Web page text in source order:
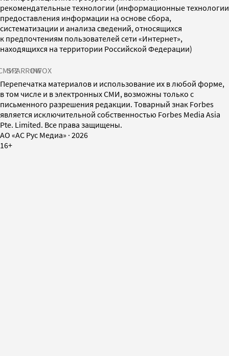
рекомендательные технологии (информационные технологии
предоставления информации на основе сбора,
систематизации и анализа сведений, относящихся
к предпочтениям пользователей сети «Интернет»,
находящихся на территории Российской Федерации)
SPARROWINFOX
Перепечатка материалов и использование их в любой форме,
в том числе и в электронных СМИ, возможны только с
письменного разрешения редакции. Товарный знак Forbes
является исключительной собственностью Forbes Media Asia
Pte. Limited. Все права защищены.
AO «АС Рус Медиа» · 2026
16+